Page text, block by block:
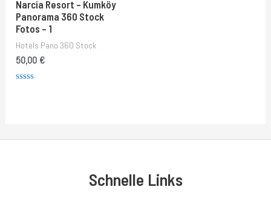
Narcia Resort – Kumköy
Panorama 360 Stock
Fotos – 1
Hotels Pano 360 Stock
50,00 €
Schnelle Links